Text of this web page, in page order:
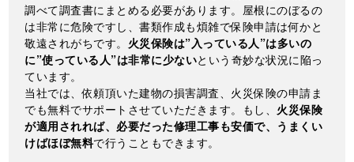
調べて調査書にまとめる必要があります。屋根にのぼるの
は非常に危険ですし、書類作成も煩雑で保険申請は何かと
敬遠されがちです。 火災保険は”入っている人”は多いの
に”使っている人”は非常に少ないという奇妙な状況に陥っ
ています。
当社では、依頼頂いた建物の損害調査、火災保険の申請ま
でも無料でサポートさせていただきます。もし、 火災保険
が適用されれば、必要だった修理工事も安価で、うまくい
けばほぼ無料で行うこともできます。